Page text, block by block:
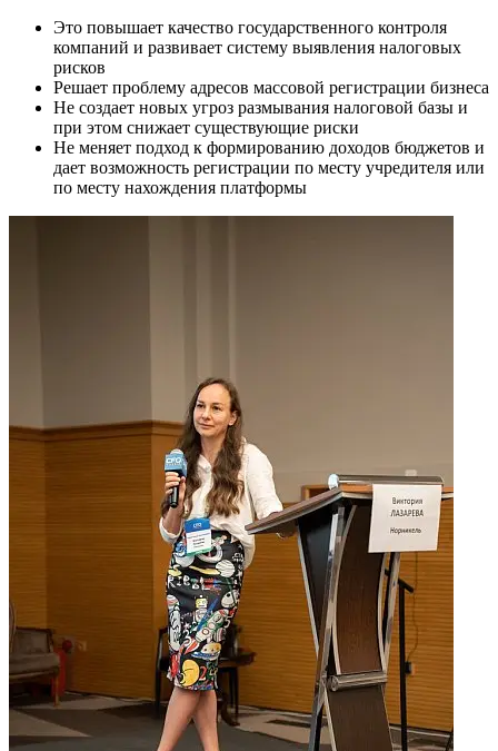
Это повышает качество государственного контроля
компаний и развивает систему выявления налоговых
рисков
Решает проблему адресов массовой регистрации бизнеса
Не создает новых угроз размывания налоговой базы и
при этом снижает существующие риски
Не меняет подход к формированию доходов бюджетов и
дает возможность регистрации по месту учредителя или
по месту нахождения платформы